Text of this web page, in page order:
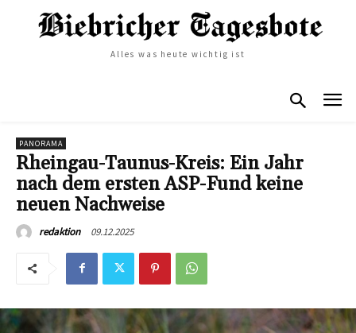
Alles was heute wichtig ist
PANORAMA
Rheingau-Taunus-Kreis: Ein Jahr
nach dem ersten ASP-Fund keine
neuen Nachweise
redaktion 09.12.2025